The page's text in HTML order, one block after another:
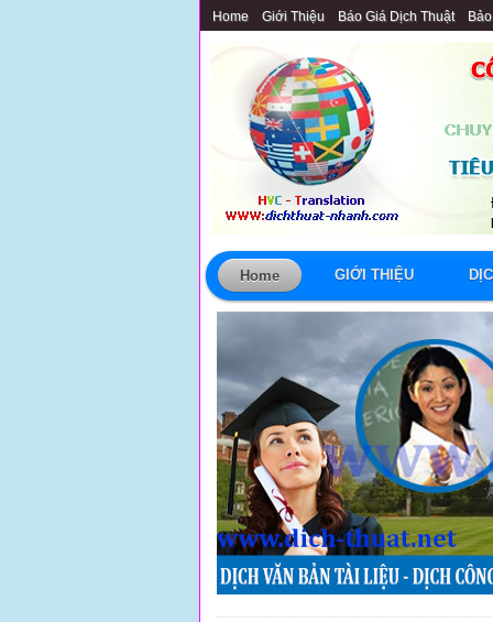
Home Giới Thiệu Báo Giá Dịch Thuật
Home GIỚI THIỆU